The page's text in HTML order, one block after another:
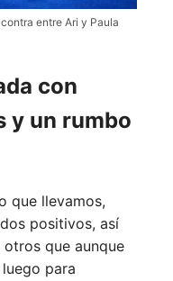
entre Ari y Paula
con
y un rumbo
que llevamos,
positivos, así
que aunque
para